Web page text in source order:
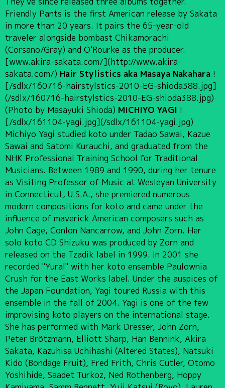
Friendly Pants is the first American release by Sakata
in more than 20 years. It pairs the 65-year-old
traveler alongside bombast Chikamorachi
(Corsano/Gray) and O'Rourke as the producer.
[www.akira-sakata.com/](http://www.akira-
sakata.com/) Hair Stylistics aka Masaya Nakahara!
[/sdlx/160716-hairstylstics-2010-EG-shioda388.jpg]
(/sdlx/160716-hairstylstics-2010-EG-shioda388.jpg)
(Photo by Masayuki Shioda) MICHIYO YAGI !
[/sdlx/161104-yagi.jpg](/sdlx/161104-yagi.jpg)
Michiyo Yagi studied koto under Tadao Sawai, Kazue
Sawai and Satomi Kurauchi, and graduated from the
NHK Professional Training School for Traditional
Musicians. Between 1989 and 1990, during her tenure
as Visiting Professor of Music at Wesleyan University
in Connecticut, U.S.A., she premiered numerous
modern compositions for koto and came under the
influence of maverick American composers such as
John Cage, Conlon Nancarrow, and John Zorn. Her
solo koto CD Shizuku was produced by Zorn and
released on the Tzadik label in 1999. In 2001 she
recorded "Yural" with her koto ensemble Paulownia
Crush for the East Works label. Under the auspices of
the Japan Foundation, Yagi toured Russia with this
ensemble in the fall of 2004. Yagi is one of the few
improvising koto players on the international stage.
She has performed with Mark Dresser, John Zorn,
Peter Brötzmann, Elliott Sharp, Han Bennink, Akira
Sakata, Kazuhisa Uchihashi (Altered States), Natsuki
Kido (Bondage Fruit), Fred Frith, Chris Cutler, Otomo
Yoshihide, Saadet Turkoz, Ned Rothenberg, Hoppy